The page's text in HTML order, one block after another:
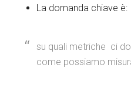
La domanda chiave è:
su quali metriche ci
come possiamo